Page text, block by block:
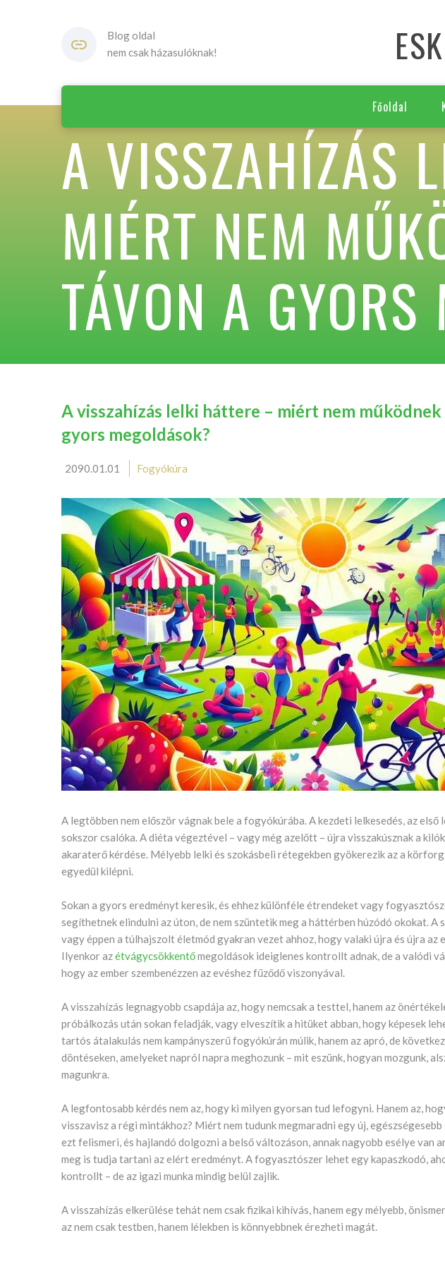
Blog oldal
nem csak házasulóknak!
Főoldal
A VISSZAHÍZÁS
MIÉRT NEM
TÁVON A
A visszahízás lelki háttere – miért nem működnek
gyors megoldások?
2090.01.01 Fogyókúra
A legtöbben nem először vágnak bele a fogyókúrába. A kezdeti lelkesedés, az
sokszor csalóka. A diéta végeztével – vagy még azelőtt – újra visszakúsznak a
akaraterő kérdése. Mélyebb lelki és szokásbeli rétegekben gyökerezik az a
egyedül kilépni.
Sokan a gyors eredményt keresik, és ehhez különféle étrendeket vagy
segíthetnek elindulni az úton, de nem szüntetik meg a háttérben húzódó okokat. A
vagy éppen a túlhajszolt életmód gyakran vezet ahhoz, hogy valaki újra és újra az
Ilyenkor azétvágycsökkentőmegoldások ideiglenes kontrollt adnak, de a valódi
hogy az ember szembenézzen az evéshez fűződő viszonyával.
A visszahízás legnagyobb csapdája az, hogy nemcsak a testtel, hanem az
próbálkozás után sokan feladják, vagy elveszítik a hitüket abban, hogy képesek
tartós átalakulás nem kampányszerű fogyókúrán múlik, hanem az apró, de
döntéseken, amelyeket napról napra meghozunk – mit eszünk, hogyan mozgunk,
magunkra.
A legfontosabb kérdés nem az, hogy ki milyen gyorsan tud lefogyni. Hanem az,
visszavisz a régi mintákhoz? Miért nem tudunk megmaradni egy új,
ezt felismeri, és hajlandó dolgozni a belső változáson, annak nagyobb esélye van
meg is tudja tartani az elért eredményt. A fogyasztószer lehet egy kapaszkodó,
kontrollt – de az igazi munka mindig belül zajlik.
A visszahízás elkerülése tehát nem csak fizikai kihívás, hanem egy mélyebb,
az nem csak testben, hanem lélekben is könnyebbnek érezheti magát.